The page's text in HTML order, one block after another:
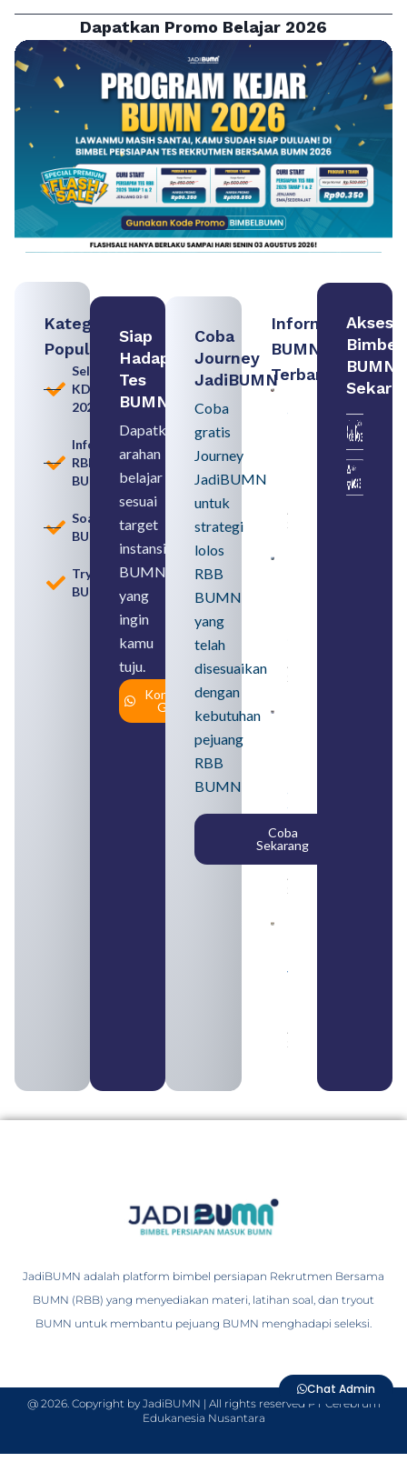
Dapatkan Promo Belajar 2026
Kategori
Populer
Seleksi
KDKMP
2026
Informasi
RBB
BUMN
Soal
BUMN
Tryout
BUMN
Siap
Hadapi
Tes
BUMN
Dapatkan
arahan
belajar
sesuai
target
instansi
BUMN
yang
ingin
kamu
tuju.
Konsultasi
Gratis
Coba
Journey
JadiBUMN
Coba
gratis
Journey
JadiBUMN
untuk
strategi
lolos
RBB
BUMN
yang
telah
disesuaikan
dengan
kebutuhan
pejuang
RBB
BUMN
Coba
Sekarang
Informasi
BUMN
Terbaru:
Persiapan
Seleksi
Rekrutmen
Memahami
August 8,
2026
August 6,
2026
SMA
Syarat,
Posisi,
dan
Cara
Daftar
August 5,
2026
yang
August 4,
2026
Akses
Bimbel
BUMN
JadiBUMN adalah platform bimbel persiapan Rekrutmen Bersama
BUMN (RBB) yang menyediakan materi, latihan soal, dan tryout
BUMN untuk membantu pejuang BUMN menghadapi seleksi.
@ 2026. Copyright by JadiBUMN | All rights reserved PT Cerebrum
Edukanesia Nusantara
Chat Admin